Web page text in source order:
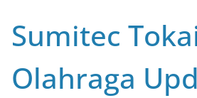
content
Sumitec
Olahraga